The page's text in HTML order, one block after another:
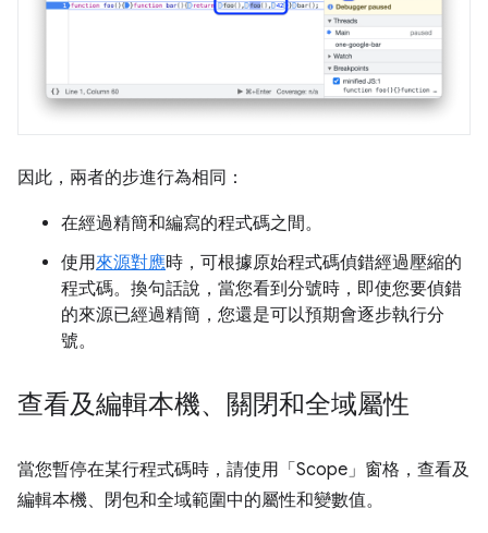
因此，兩者的步進行為相同：
在經過精簡和編寫的程式碼之間。
使用來源對應時，可根據原始程式碼偵錯經過壓縮的
程式碼。換句話說，當您看到分號時，即使您要偵錯
的來源已經過精簡，您還是可以預期會逐步執行分
號。
查看及編輯本機、關閉和全域屬性
當您暫停在某行程式碼時，請使用「Scope」 窗格，查看及
編輯本機、閉包和全域範圍中的屬性和變數值。